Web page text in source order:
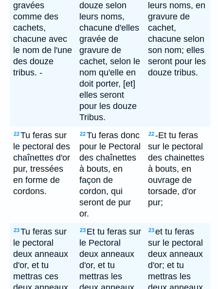
gravées
comme des
cachets,
chacune avec
le nom de l'une
des douze
tribus. -
douze selon
leurs noms,
chacune d'elles
gravée de
gravure de
cachet, selon le
nom qu'elle en
doit porter, [et]
elles seront
pour les douze
Tribus.
leurs noms, en
gravure de
cachet,
chacune selon
son nom; elles
seront pour les
douze tribus.
22Tu feras sur
le pectoral des
chaînettes d'or
pur, tressées
en forme de
cordons.
22Tu feras donc
pour le Pectoral
des chaînettes
à bouts, en
façon de
cordon, qui
seront de pur
or.
22-Et tu feras
sur le pectoral
des chainettes
à bouts, en
ouvrage de
torsade, d'or
pur;
23Tu feras sur
le pectoral
deux anneaux
d'or, et tu
mettras ces
23 Et tu feras sur
le Pectoral
deux anneaux
d'or, et tu
mettras les
23et tu feras
sur le pectoral
deux anneaux
d'or; et tu
mettras les